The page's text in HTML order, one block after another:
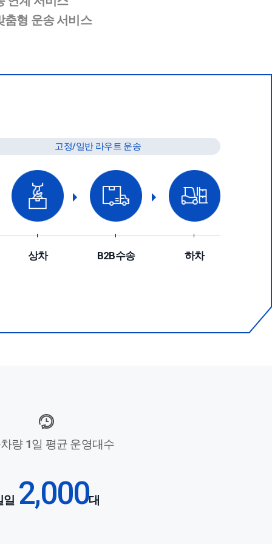
춤형 운송 서비스
고정/일반 라우트 운송
상차 B2B수송 하차
량 1일 평균 운영대수
일 2,000대